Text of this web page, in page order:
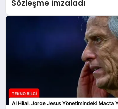
Sözleşme İmzaladı